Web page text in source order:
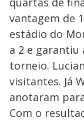
vantagem de
estádio do
a 2 e garantiu
torneio.
visitantes. Já
anotaram
Com o